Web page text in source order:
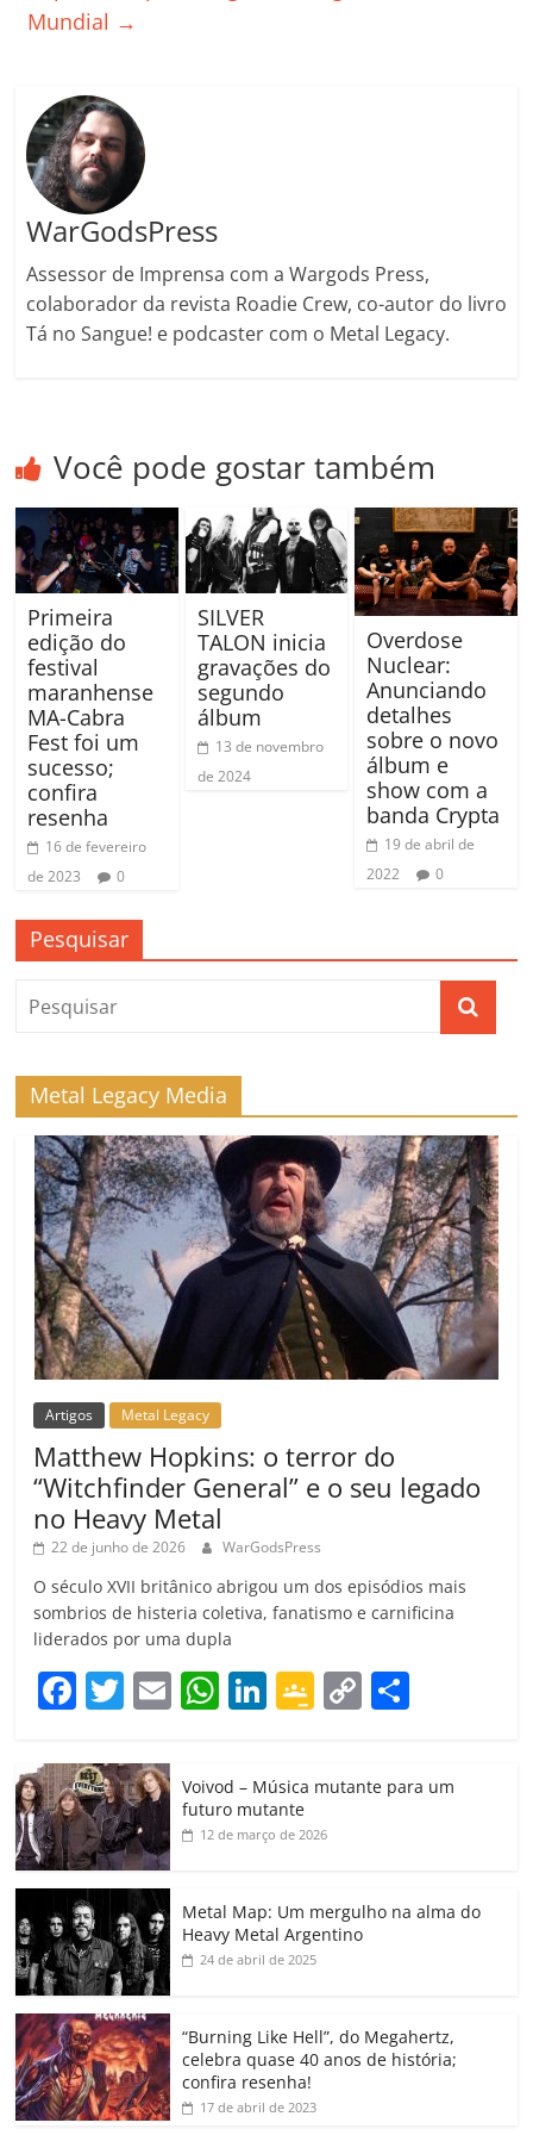
Mundial →
WarGodsPress
Assessor de Imprensa com a Wargods Press,
colaborador da revista Roadie Crew, co-autor do livro
Tá no Sangue! e podcaster com o Metal Legacy.
Você pode gostar também
Primeira
edição do
festival
maranhense
MA-Cabra
Fest foi um
sucesso;
confira
resenha
16 de fevereiro
de 2023
0
SILVER
TALON inicia
gravações do
segundo
álbum
13 de novembro
de 2024
Overdose
Nuclear:
Anunciando
detalhes
sobre o novo
álbum e
show com a
banda Crypta
19 de abril de
2022
0
Pesquisar
Metal Legacy Media
Artigos Metal Legacy
Matthew Hopkins: o terror do
“Witchfinder General” e o seu legado
no Heavy Metal
22 de junho de 2026 WarGodsPress
O século XVII britânico abrigou um dos episódios mais
sombrios de histeria coletiva, fanatismo e carnificina
liderados por uma dupla
F
c
e
b
o
o
k
T
itt
er
E
ai
W
at
s
A
p
Li
k
e
dI
G
gl
e
a
ss
o
m
C
y
k
p
h
Voivod – Música mutante para um
futuro mutante
12 de março de 2026
Metal Map: Um mergulho na alma do
Heavy Metal Argentino
24 de abril de 2025
“Burning Like Hell”, do Megahertz,
celebra quase 40 anos de história;
confira resenha!
17 de abril de 2023